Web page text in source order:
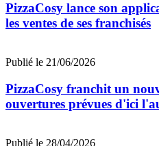
PizzaCosy lance son
les ventes de ses franchisés
Publié le 21/06/2026
PizzaCosy franchit un
ouvertures prévues d'ici
Publié le 28/04/2026